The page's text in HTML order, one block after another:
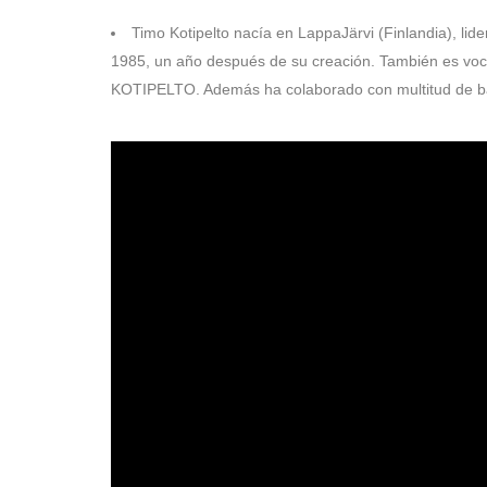
Timo Kotipelto nacía en LappaJärvi (Finlandia),
1985, un año después de su creación. También es
KOTIPELTO. Además ha colaborado con multitud de